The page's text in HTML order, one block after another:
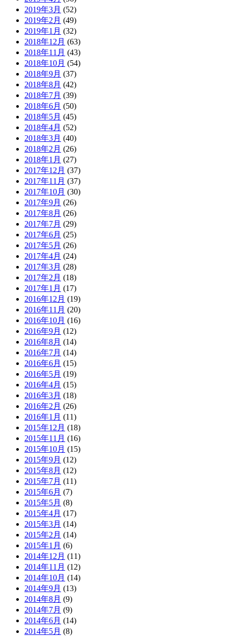
2019年3月 (52)
2019年2月 (49)
2019年1月 (32)
2018年12月 (63)
2018年11月 (43)
2018年10月 (54)
2018年9月 (37)
2018年8月 (42)
2018年7月 (39)
2018年6月 (50)
2018年5月 (45)
2018年4月 (52)
2018年3月 (40)
2018年2月 (26)
2018年1月 (27)
2017年12月 (37)
2017年11月 (37)
2017年10月 (30)
2017年9月 (26)
2017年8月 (26)
2017年7月 (29)
2017年6月 (25)
2017年5月 (26)
2017年4月 (24)
2017年3月 (28)
2017年2月 (18)
2017年1月 (17)
2016年12月 (19)
2016年11月 (20)
2016年10月 (16)
2016年9月 (12)
2016年8月 (14)
2016年7月 (14)
2016年6月 (15)
2016年5月 (19)
2016年4月 (15)
2016年3月 (18)
2016年2月 (26)
2016年1月 (11)
2015年12月 (18)
2015年11月 (16)
2015年10月 (15)
2015年9月 (12)
2015年8月 (12)
2015年7月 (11)
2015年6月 (7)
2015年5月 (8)
2015年4月 (17)
2015年3月 (14)
2015年2月 (14)
2015年1月 (6)
2014年12月 (11)
2014年11月 (12)
2014年10月 (14)
2014年9月 (13)
2014年8月 (9)
2014年7月 (9)
2014年6月 (14)
2014年5月 (8)